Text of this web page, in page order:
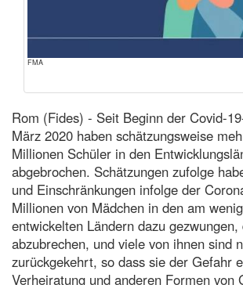
FMA
Rom (Fides) - Seit Beginn der Covid-
März 2020 haben schätzungsweise
Millionen Schüler in den
abgebrochen. Schätzungen zufolge
und Einschränkungen infolge der
Millionen von Mädchen in den am
entwickelten Ländern dazu
abzubrechen, und viele von ihnen sind
zurückgekehrt, so dass sie der Gefahr
Verheiratung und anderen Formen von